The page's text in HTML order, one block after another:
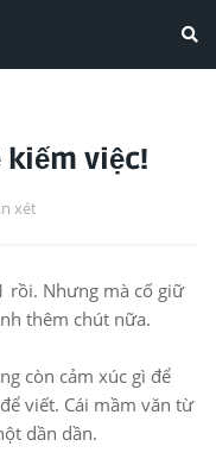
kiếm việc!
xét
rồi. Nhưng mà cố giữ
thêm chút nữa.
còn cảm xúc gì để
viết. Cái mầm văn từ
dần dần.